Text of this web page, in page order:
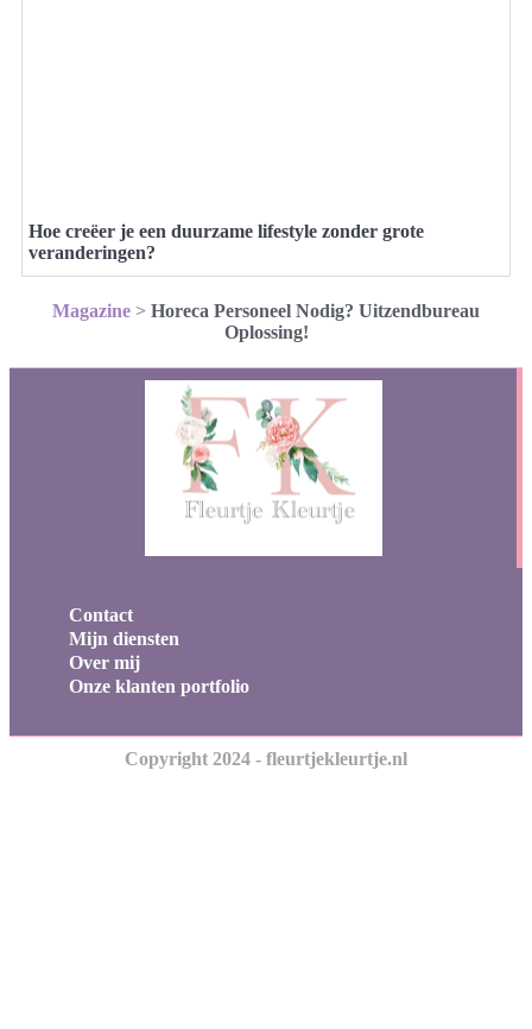
Hoe creëer je een duurzame lifestyle zonder grote
veranderingen?
Magazine > Horeca Personeel Nodig? Uitzendbureau
Oplossing!
Contact
Mijn diensten
Over mij
Onze klanten portfolio
Copyright 2024 - fleurtjekleurtje.nl